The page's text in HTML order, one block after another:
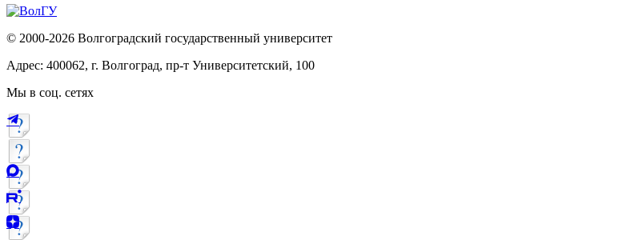
© 2000-2026 Волгоградский государственный университет
Адрес: 400062, г. Волгоград, пр-т Университетский, 100
Мы в соц. сетях